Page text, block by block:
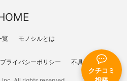
クチコミ
覧 モノシルとは
プライバシーポリシー 不具合報告